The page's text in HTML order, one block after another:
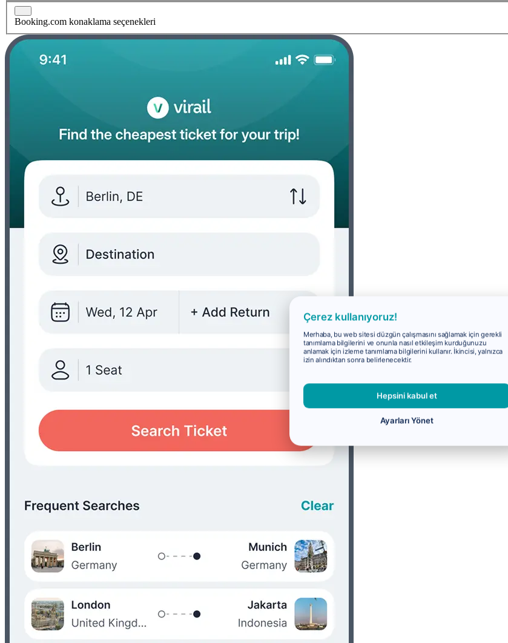
Booking.com konaklama seçenekleri
Çerez kullanıyoruz!
Merhaba, bu web sitesi düzgün çalışmasını sağlamak için gerekli
tanımlama bilgilerini ve onunla nasıl etkileşim kurduğunuzu
anlamak için izleme tanımlama bilgilerini kullanır. İkincisi, yalnızca
izin alındıktan sonra belirlenecektir.
Hepsini kabul et
Ayarları Yönet